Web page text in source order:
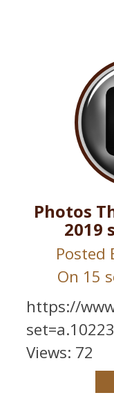
Photos
2019
Posted
On 15
https://
Views: 72